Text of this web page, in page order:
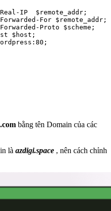
IP  $remote_addr;
For $remote_addr;
Proto $scheme;
$host;
bằng tên Domain của các
là azdigi.space , nên cách chỉnh